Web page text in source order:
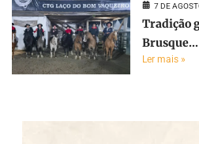
7 DE
Tradição
Brusque...
Ler mais »